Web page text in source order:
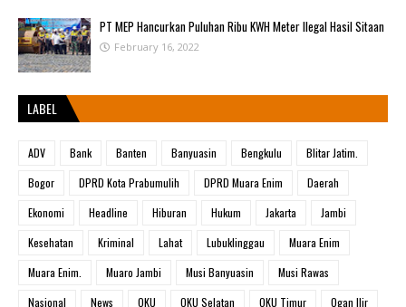
PT MEP Hancurkan Puluhan Ribu KWH Meter Ilegal Hasil Sitaan
February 16, 2022
LABEL
ADV Bank Banten Banyuasin Bengkulu
Blitar Jatim.
Bogor
DPRD Kota Prabumulih DPRD Muara Enim
Daerah
Ekonomi
Headline Hiburan Hukum Jakarta
Jambi
Kesehatan
Kriminal Lahat Lubuklinggau
Muara Enim
Muara Enim.
Muaro Jambi Musi Banyuasin
Musi Rawas
Nasional
News OKU OKU Selatan OKU Timur
Ogan Ilir